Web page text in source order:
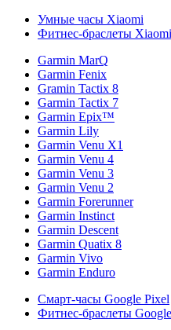
Умные часы Xiaomi
Фитнес-браслеты Xiaomi
Garmin MarQ
Garmin Fenix
Gramin Tactix 8
Garmin Tactix 7
Garmin Epix™
Garmin Lily
Garmin Venu X1
Garmin Venu 4
Garmin Venu 3
Garmin Venu 2
Garmin Forerunner
Garmin Instinct
Garmin Descent
Garmin Quatix 8
Garmin Vivo
Garmin Enduro
Смарт-часы Google Pixel
Фитнес-браслеты